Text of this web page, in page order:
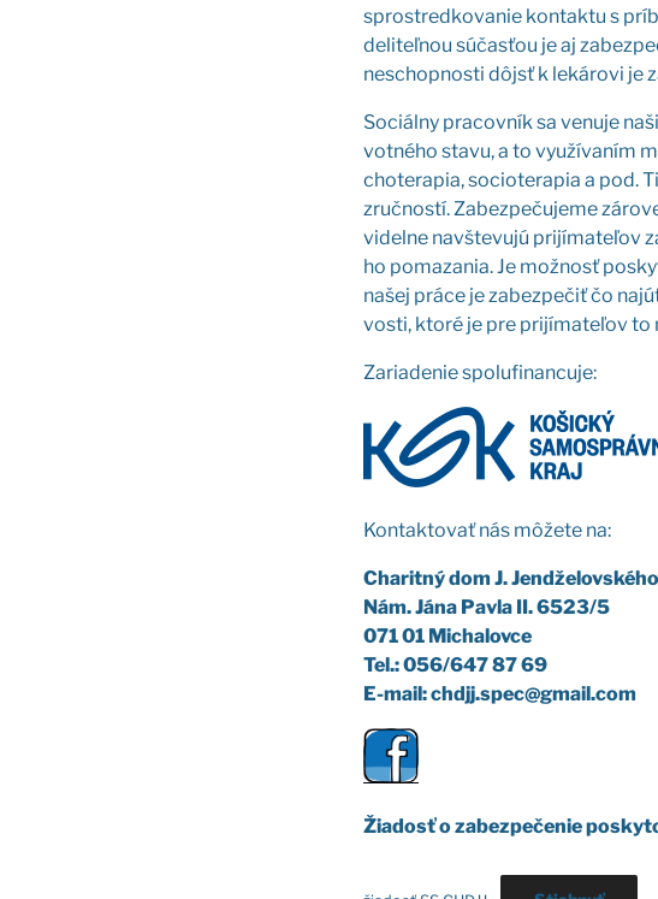
spro­stred­ko­va­nie kon­tak­tu s
de­li­teľ­nou súčas­ťou je aj
neschop­nos­ti dôjsť k leká­ro­vi je
Sociál­ny pra­cov­ník sa venu­je
vot­né­ho sta­vu, a to využí­va­ním
cho­te­ra­pia, soci­ote­ra­pia a pod.
zruč­nos­tí. Zabez­pe­ču­je­me
vi­del­ne nav­šte­vu­jú pri­jí­ma­te­ľov
ho poma­za­nia. Je mož­nosť
našej prá­ce je zabez­pe­čiť čo
vos­ti, kto­ré je pre pri­jí­ma­te­ľov to
Zaria­de­nie spo­lu­fi­nan­cu­je:
Kon­tak­to­vať nás môže­te na:
Cha­rit­ný dom J. Jen­dže­lov­ské­ho
Nám. Jána Pav­la II. 6523/5
071 01 Micha­lov­ce
Tel.: 056/647 87 69
E-mail: chdjj.spec@gmail.com
Žia­dosť o zabez­pe­če­nie